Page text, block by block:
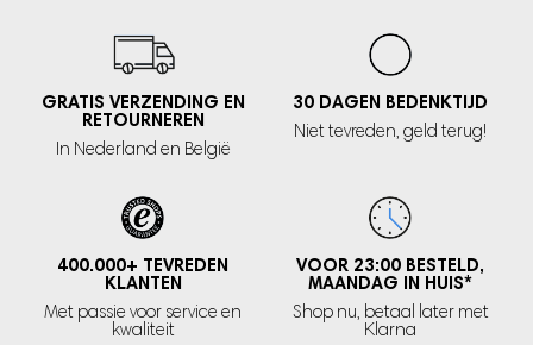
GRATIS VERZENDING EN
RETOURNEREN
In Nederland en België
30 DAGEN BEDENKTIJD
Niet tevreden, geld terug!
400.000+ TEVREDEN
KLANTEN
Met passie voor service en
kwaliteit
VOOR 23:00 BESTELD,
MAANDAG IN HUIS*
Shop nu, betaal later met
Klarna